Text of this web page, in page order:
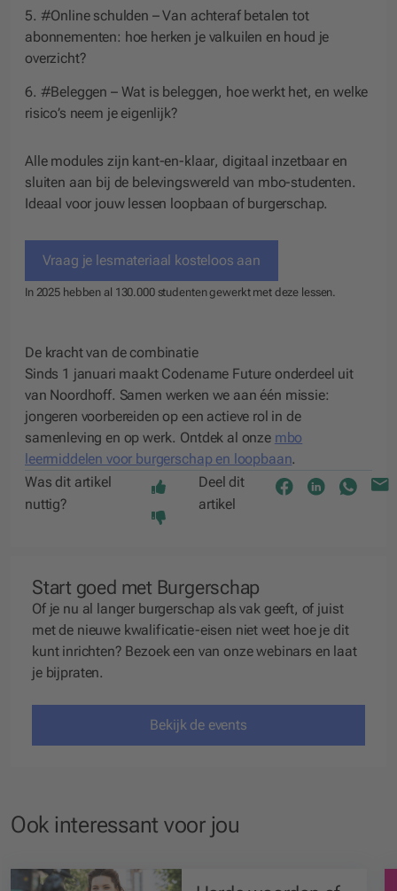
5. #Online schulden – Van achteraf betalen tot
abonnementen: hoe herken je valkuilen en houd je
overzicht?
6. #Beleggen – Wat is beleggen, hoe werkt het, en welke
risico’s neem je eigenlijk?
Alle modules zijn kant-en-klaar, digitaal inzetbaar en
sluiten aan bij de belevingswereld van mbo-studenten.
Ideaal voor jouw lessen loopbaan of burgerschap.
Vraag je lesmateriaal kosteloos aan
In 2025 hebben al 130.000 studenten gewerkt met deze lessen.
De kracht van de combinatie
Sinds 1 januari maakt Codename Future onderdeel uit
van Noordhoff. Samen werken we aan één missie:
jongeren voorbereiden op een actieve rol in de
samenleving en op werk. Ontdek al onze mbo
leermiddelen voor burgerschap en loopbaan.
Was dit artikel
nuttig?
Deel dit
artikel
Start goed met Burgerschap
Of je nu al langer burgerschap als vak geeft, of juist
met de nieuwe kwalificatie-eisen niet weet hoe je dit
kunt inrichten? Bezoek een van onze webinars en laat
je bijpraten.
Bekijk de events
Ook interessant voor jou